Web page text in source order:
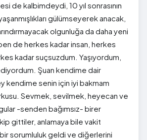
de kalbimdeydi, 10 yıl sonrasının
gülümseyerek anacak,
olgunluğa da daha yeni
de herkes kadar insan, herkes
kadar suçsuzdum. Yaşıyordum,
Şuan kendime dair
kendime senin için iyi bakmam
Sevmek, sevilmek, heyecan ve
-senden bağımsız- birer
gittiler, anlamaya bile vakit
sorumluluk geldi ve diğerlerini